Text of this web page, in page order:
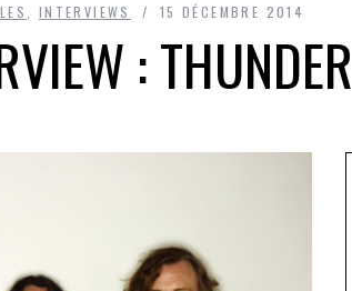
INTERVIEWS 15 DÉCEMBRE 2014
: THUNDER